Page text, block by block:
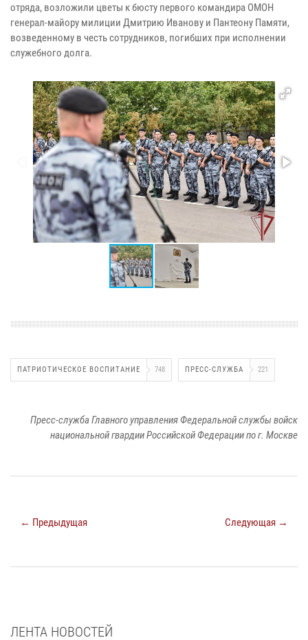
отряда, возложили цветы к бюсту первого командира ОМОН
генерал-майору милиции Дмитрию Иванову и Пантеону Памяти,
возведенному в честь сотрудников, погибших при исполнении
служебного долга.
ПАТРИОТИЧЕСКОЕ ВОСПИТАНИЕ 748 ПРЕСС-СЛУЖБА 221
Пресс-служба Главного управления Федеральной службы войск
национальной гвардии Российской Федерации по г. Москве
← Предыдущая Следующая →
ЛЕНТА НОВОСТЕЙ